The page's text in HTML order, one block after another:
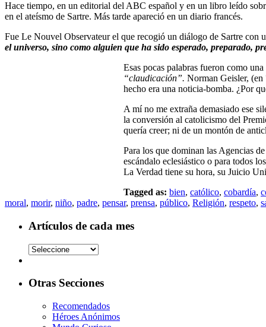
Hace tiempo, en un editorial del ABC español y en un libro leído
en el ateísmo de Sartre. Más tarde apareció en un diario francés.
Fue Le Nouvel Observateur el que recogió un diálogo de Sartre con
el universo, sino como alguien que ha sido esperado, preparado,
Esas pocas palabras fueron como
“claudicación”. Norman Geisler, (en
hecho era una noticia-bomba. ¿Por
A mí no me extraña demasiado ese
la conversión al catolicismo del
quería creer; ni de un montón de
Para los que dominan las Agencias
escándalo eclesiástico o para todos los
La Verdad tiene su hora, su Juicio
Tagged as: bien, católico, cobardía,
moral, morir, niño, padre, pensar, prensa, público, Religión, respeto,
Artículos de cada mes
Otras Secciones
Recomendados
Héroes Anónimos